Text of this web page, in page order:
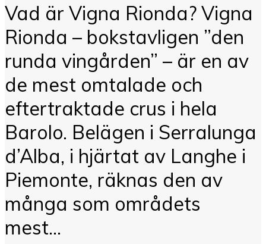
Vad är Vigna Rionda? Vigna
Rionda – bokstavligen ”den
runda vingården” – är en av
de mest omtalade och
eftertraktade crus i hela
Barolo. Belägen i Serralunga
d’Alba, i hjärtat av Langhe i
Piemonte, räknas den av
många som områdets
mest...